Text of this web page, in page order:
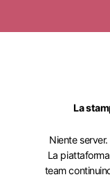
La
Niente
La
team